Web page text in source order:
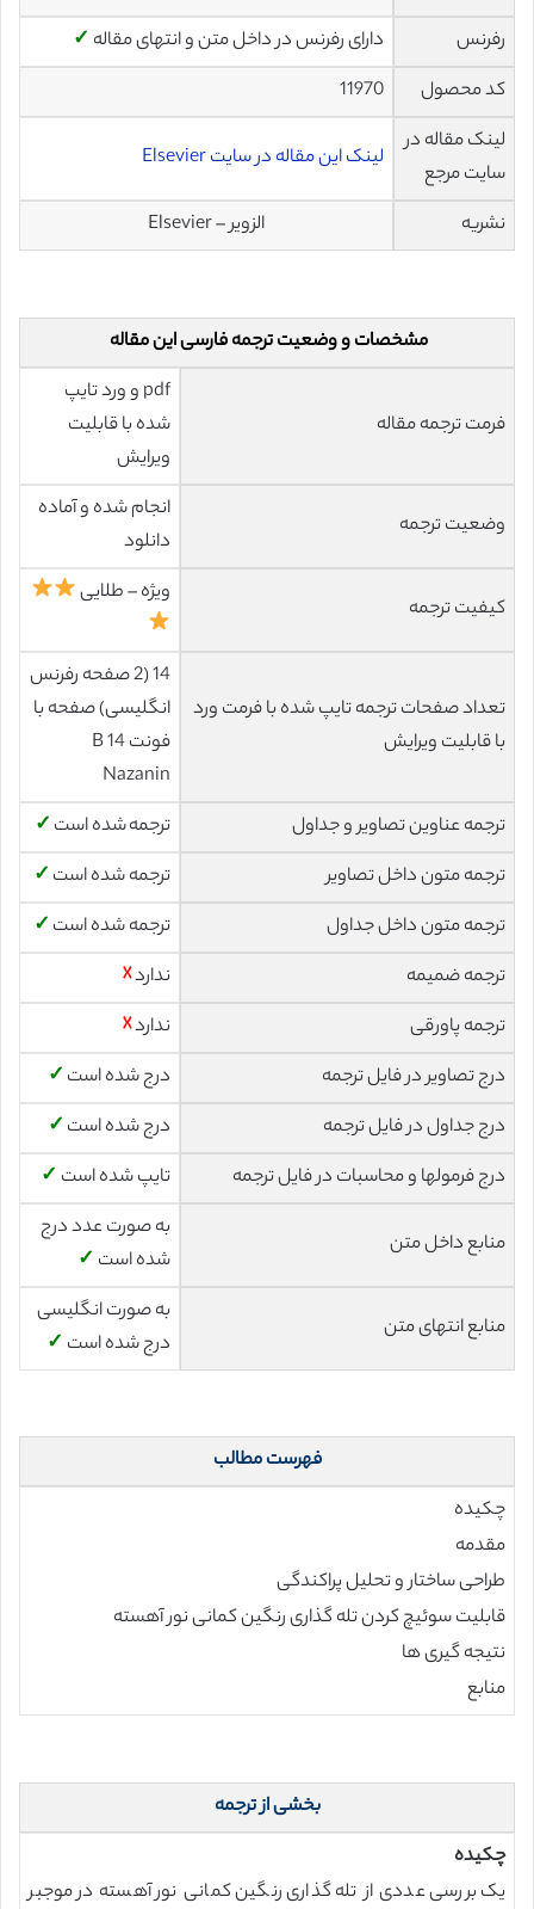
رفرنس
دارای رفرنس در داخل متن و انتهای مقاله ✓
کد محصول
11970
لینک مقاله در
سایت مرجع
لینک این مقاله در سایت Elsevier
نشریه الزویر – Elsevier
مشخصات و وضعیت ترجمه فارسی این مقاله
فرمت ترجمه مقاله
pdf و ورد تایپ
شده با قابلیت
ویرایش
وضعیت ترجمه
انجام شده و آماده
دانلود
کیفیت ترجمه
ویژه – طلایی
تعداد صفحات ترجمه تایپ شده با فرمت ورد
با قابلیت ویرایش
14 (2 صفحه رفرنس
انگلیسی) صفحه با
فونت 14 B
Nazanin
ترجمه عناوین تصاویر و جداول
ترجمه شده است ✓
ترجمه متون داخل تصاویر
ترجمه شده است ✓
ترجمه متون داخل جداول
ترجمه شده است ✓
ترجمه ضمیمه
ندارد☓
ترجمه پاورقی
ندارد☓
درج تصاویر در فایل ترجمه
درج شده است ✓
درج جداول در فایل ترجمه
درج شده است ✓
درج فرمولها و محاسبات در فایل ترجمه
تایپ شده است ✓
منابع داخل متن
به صورت عدد درج
شده است ✓
منابع انتهای متن
به صورت انگلیسی
درج شده است ✓
فهرست مطالب
چکیده
مقدمه
طراحی ساختار و تحلیل پراکندگی
قابلیت سوئیچ کردن تله گذاری رنگین کمانی نور آهسته
نتیجه گیری ها
منابع
بخشی از ترجمه
چکیده
یک بررسی عددی از تله گذاری رنگین کمانی نور آهسته در موجبر